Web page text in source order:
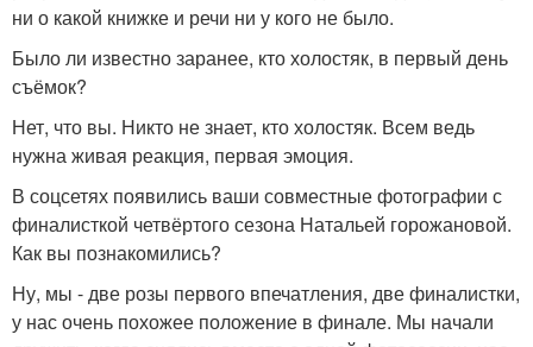
ни о какой книжке и речи ни у кого не было.
Было ли известно заранее, кто холостяк, в первый день
съёмок?
Нет, что вы. Никто не знает, кто холостяк. Всем ведь
нужна живая реакция, первая эмоция.
В соцсетях появились ваши совместные фотографии с
финалисткой четвёртого сезона Натальей горожановой.
Как вы познакомились?
Ну, мы - две розы первого впечатления, две финалистки,
у нас очень похожее положение в финале. Мы начали